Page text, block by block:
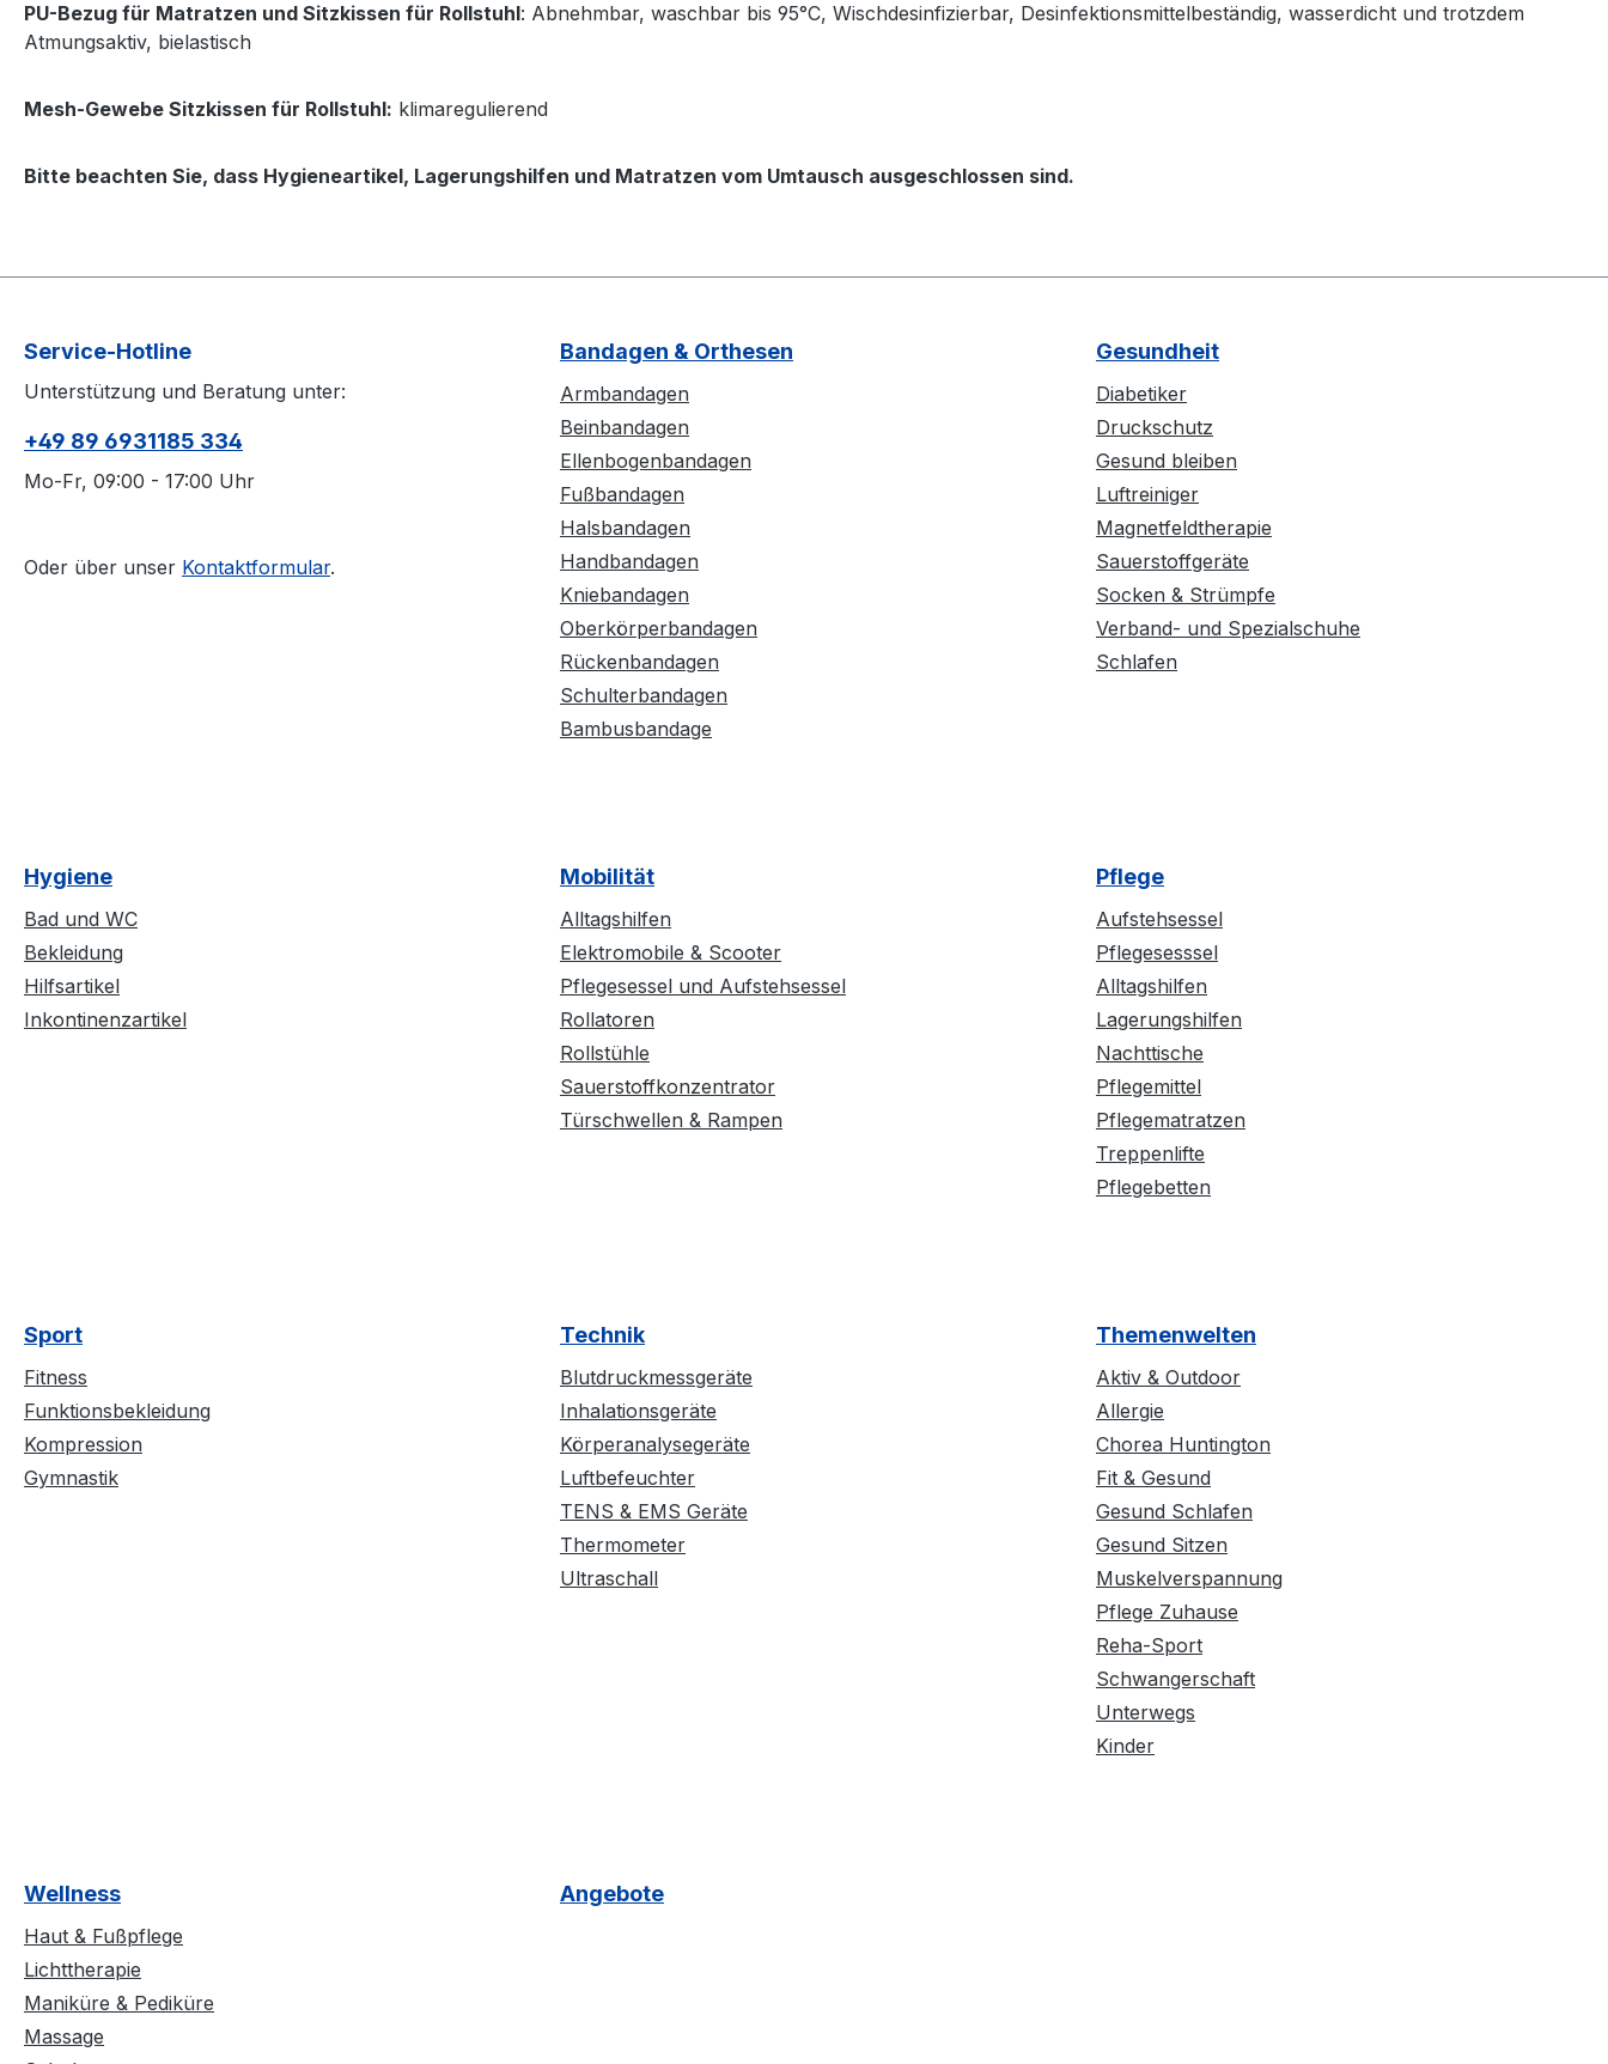
PU-Bezug für Matratzen und Sitzkissen für Rollstuhl: Abnehmbar, waschbar bis 95°C, Wischdesinfizierbar, Desinfektionsmittelbeständig, wasserdicht und trotzdem
Atmungsaktiv, bielastisch
Mesh-Gewebe Sitzkissen für Rollstuhl: klimaregulierend
Bitte beachten Sie, dass Hygieneartikel, Lagerungshilfen und Matratzen vom Umtausch ausgeschlossen sind.
Service-Hotline
Unterstützung und Beratung unter:
+49 89 6931185 334
Mo-Fr, 09:00 - 17:00 Uhr
Oder über unser Kontaktformular.
Bandagen & Orthesen
Armbandagen
Beinbandagen
Ellenbogenbandagen
Fußbandagen
Halsbandagen
Handbandagen
Kniebandagen
Oberkörperbandagen
Rückenbandagen
Schulterbandagen
Bambusbandage
Gesundheit
Diabetiker
Druckschutz
Gesund bleiben
Luftreiniger
Magnetfeldtherapie
Sauerstoffgeräte
Socken & Strümpfe
Verband- und Spezialschuhe
Schlafen
Hygiene
Bad und WC
Bekleidung
Hilfsartikel
Inkontinenzartikel
Mobilität
Alltagshilfen
Elektromobile & Scooter
Pflegesessel und Aufstehsessel
Rollatoren
Rollstühle
Sauerstoffkonzentrator
Türschwellen & Rampen
Pflege
Aufstehsessel
Pflegesesssel
Alltagshilfen
Lagerungshilfen
Nachttische
Pflegemittel
Pflegematratzen
Treppenlifte
Pflegebetten
Sport
Fitness
Funktionsbekleidung
Kompression
Gymnastik
Technik
Blutdruckmessgeräte
Inhalationsgeräte
Körperanalysegeräte
Luftbefeuchter
TENS & EMS Geräte
Thermometer
Ultraschall
Themenwelten
Aktiv & Outdoor
Allergie
Chorea Huntington
Fit & Gesund
Gesund Schlafen
Gesund Sitzen
Muskelverspannung
Pflege Zuhause
Reha-Sport
Schwangerschaft
Unterwegs
Kinder
Wellness
Haut & Fußpflege
Lichttherapie
Maniküre & Pediküre
Massage
Angebote